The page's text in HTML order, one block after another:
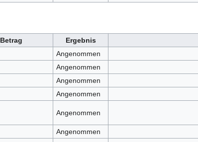
Betrag Ergebnis
Angenommen
Angenommen
Angenommen
Angenommen
Angenommen
Angenommen